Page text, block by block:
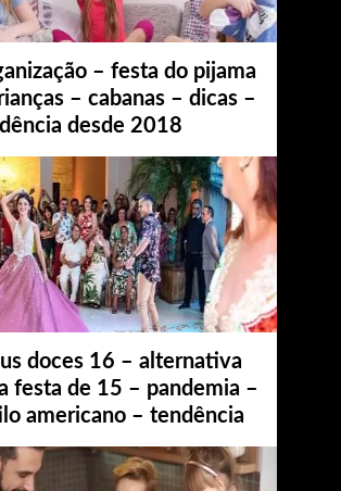
– festa do pijama
– cabanas – dicas –
desde 2018
doces 16 – alternativa
festa de 15 – pandemia –
americano – tendência